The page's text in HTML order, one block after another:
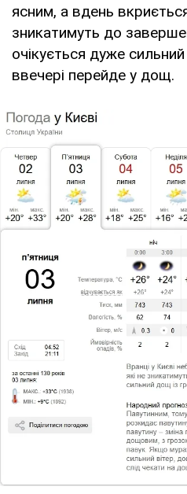
ясним, а вдень
зникатимуть до
очікується дуже
ввечері перейде у дощ.